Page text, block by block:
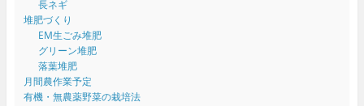
長ネギ
堆肥づくり
EM生ごみ堆肥
グリーン堆肥
落葉堆肥
月間農作業予定
有機・無農薬野菜の栽培法